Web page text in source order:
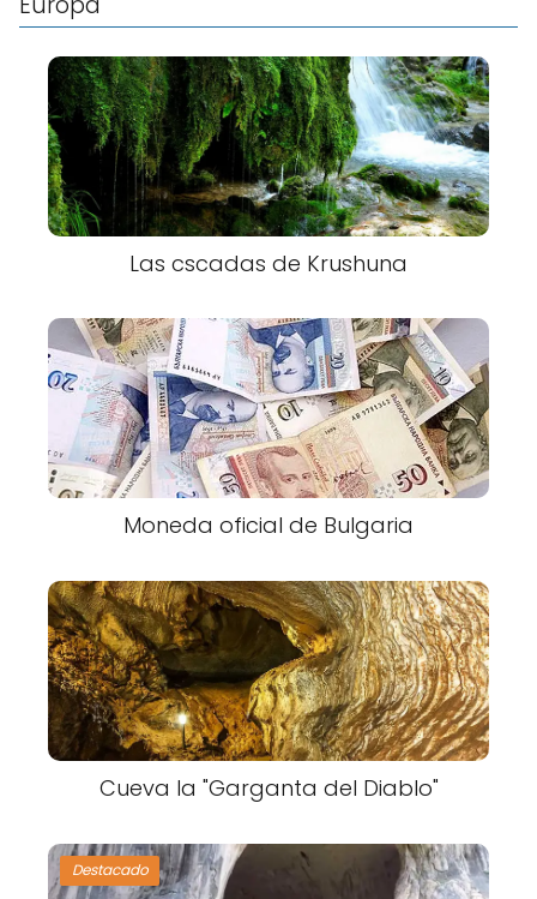
Las cscadas de Krushuna
Moneda oficial de Bulgaria
Cueva la "Garganta del Diablo"
Destacado